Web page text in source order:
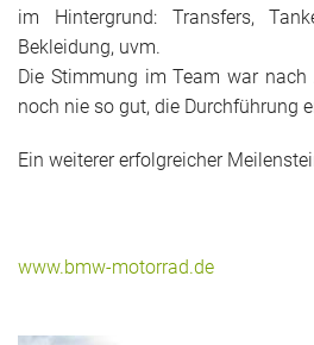
Images : ep Bildergalerien
Peter's "on-the-road" Tipps
Sprüche
Impressum
im Hintergrund: Transfers,
Bekleidung, uvm.
Die Stimmung im Team war nach
noch nie so gut, die Durchführung
Ein weiterer erfolgreicher
www.bmw-motorrad.de